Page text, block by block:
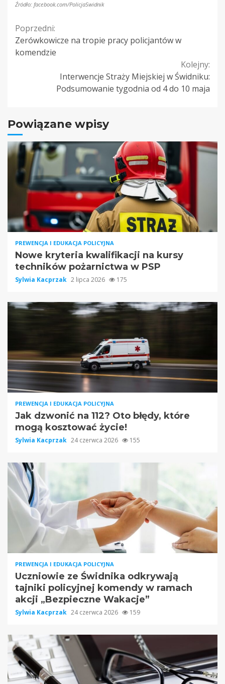
Źródło: facebook.com/PolicjaSwidnik
Continue
Reading
Poprzedni:
Zerówkowicze na tropie pracy policjantów w
komendzie
Kolejny:
Interwencje Straży Miejskiej w Świdniku:
Podsumowanie tygodnia od 4 do 10 maja
Powiązane wpisy
PREWENCJA I EDUKACJA POLICYJNA
Nowe kryteria kwalifikacji na kursy
techników pożarnictwa w PSP
Sylwia Kacprzak 2 lipca 2026 175
PREWENCJA I EDUKACJA POLICYJNA
Jak dzwonić na 112? Oto błędy, które
mogą kosztować życie!
Sylwia Kacprzak 24 czerwca 2026 155
PREWENCJA I EDUKACJA POLICYJNA
Uczniowie ze Świdnika odkrywają
tajniki policyjnej komendy w ramach
akcji „Bezpieczne Wakacje”
Sylwia Kacprzak 24 czerwca 2026 159